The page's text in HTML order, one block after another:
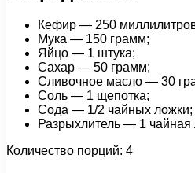
Кефир — 250
Мука — 150 грамм;
Яйцо — 1 штука;
Сахар — 50 грамм;
Сливочное масло — 30
Соль — 1 щепотка;
Сода — 1/2 чайных ложки;
Разрыхлитель — 1 чайная
Количество порций: 4